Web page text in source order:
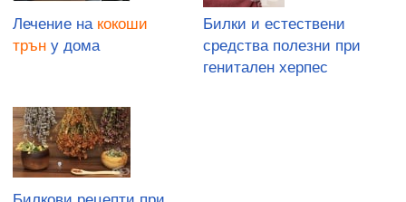
Лечение на кокоши
трън у дома
Билки и естествени
средства полезни при
генитален херпес